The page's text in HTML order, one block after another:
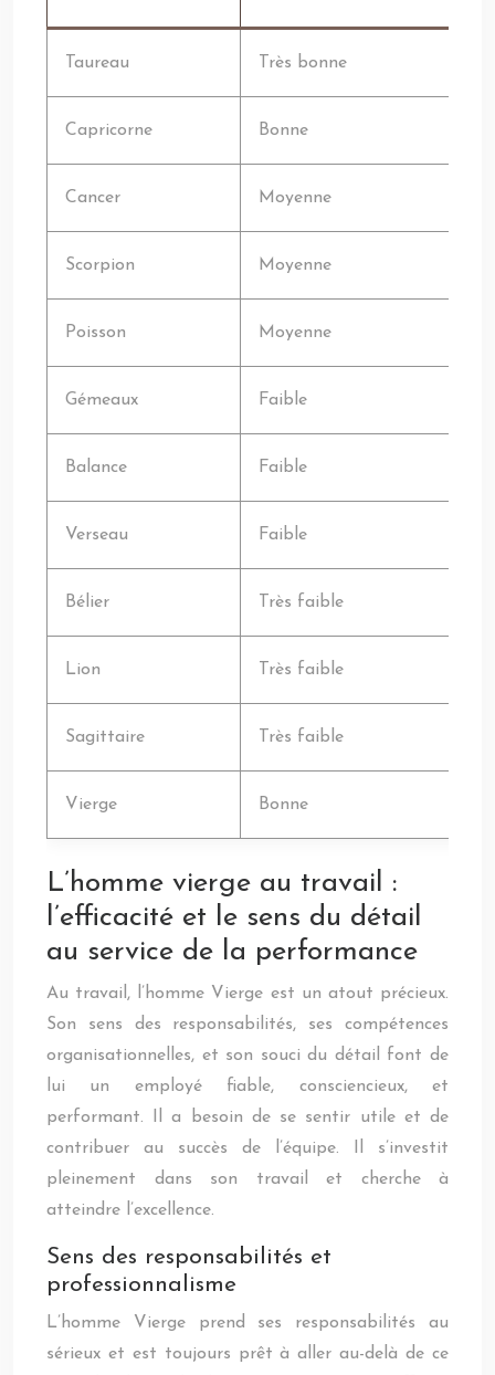
Taureau Très bonne
Capricorne Bonne
Cancer Moyenne
Scorpion Moyenne
Poisson Moyenne
Gémeaux Faible
Balance Faible
Verseau Faible
Bélier Très faible
Lion Très faible
Sagittaire Très faible
Vierge Bonne
L’homme vierge au travail :
l’efficacité et le sens du détail
au service de la performance
Au travail, l’homme Vierge est un atout précieux.
Son sens des responsabilités, ses compétences
organisationnelles, et son souci du détail font de
lui un employé fiable, consciencieux, et
performant. Il a besoin de se sentir utile et de
contribuer au succès de l’équipe. Il s’investit
pleinement dans son travail et cherche à
atteindre l’excellence.
Sens des responsabilités et
professionnalisme
L’homme Vierge prend ses responsabilités au
sérieux et est toujours prêt à aller au-delà de ce